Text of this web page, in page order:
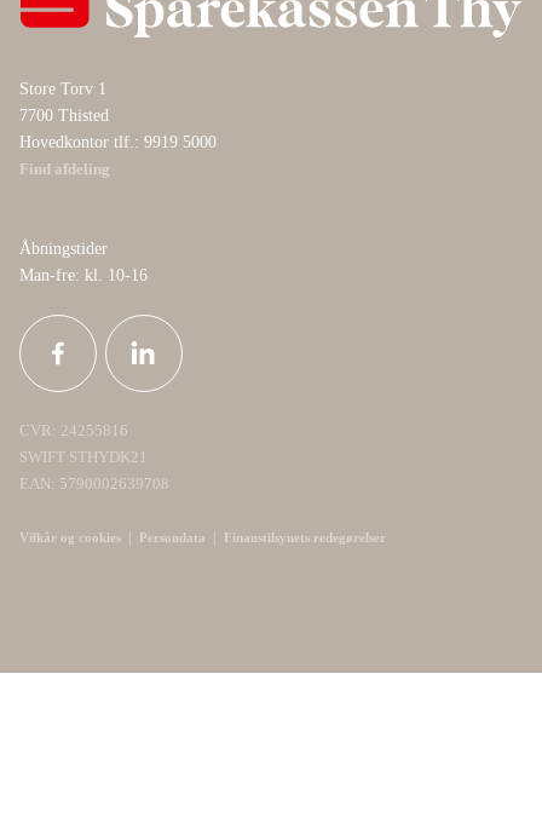
Store Torv 1
7700 Thisted
Hovedkontor tlf.: 9919 5000
Find afdeling
Åbningstider
Man-fre: kl. 10-16
CVR: 24255816
SWIFT STHYDK21
EAN: 5790002639708
Vilkår og cookies Persondata Finanstilsynets redegørelser